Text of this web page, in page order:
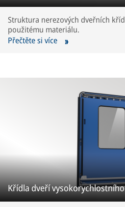
Struktura nerezových dveřních
použitému materiálu.
Přečtěte si více
Křídla dveří